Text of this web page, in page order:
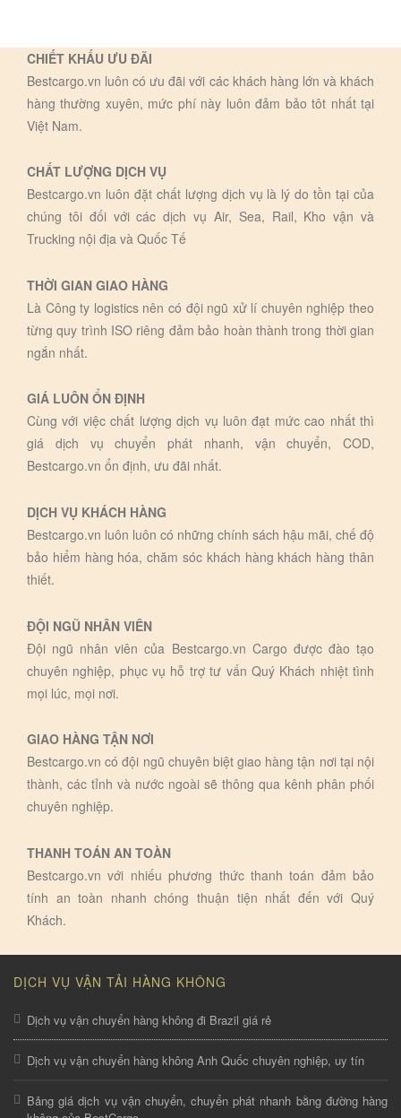
CHIẾT KHẤU ƯU ĐÃI
Bestcargo.vn luôn có ưu đãi với các khách hàng lớn và khách
hàng thường xuyên, mức phí này luôn đảm bảo tôt nhất tại
Việt Nam.
CHẤT LƯỢNG DỊCH VỤ
Bestcargo.vn luôn đặt chất lượng dịch vụ là lý do tồn tại của
chúng tôi đối với các dịch vụ Air, Sea, Rail, Kho vận và
Trucking nội địa và Quốc Tế
THỜI GIAN GIAO HÀNG
Là Công ty logistics nên có đội ngũ xử lí chuyên nghiệp theo
từng quy trình ISO riêng đảm bảo hoàn thành trong thời gian
ngắn nhất.
GIÁ LUÔN ỔN ĐỊNH
Cùng với việc chất lượng dịch vụ luôn đạt mức cao nhất thì
giá dịch vụ chuyển phát nhanh, vận chuyển, COD,
Bestcargo.vn ổn định, ưu đãi nhất.
DỊCH VỤ KHÁCH HÀNG
Bestcargo.vn luôn luôn có những chính sách hậu mãi, chế độ
bảo hiểm hàng hóa, chăm sóc khách hàng khách hàng thân
thiết.
ĐỘI NGŨ NHÂN VIÊN
Đội ngũ nhân viên của Bestcargo.vn Cargo được đào tạo
chuyên nghiệp, phục vụ hỗ trợ tư vấn Quý Khách nhiệt tình
mọi lúc, mọi nơi.
GIAO HÀNG TẬN NƠI
Bestcargo.vn có đội ngũ chuyên biệt giao hàng tận nơi tại nội
thành, các tỉnh và nước ngoài sẽ thông qua kênh phân phối
chuyên nghiệp.
THANH TOÁN AN TOÀN
Bestcargo.vn với nhiếu phương thức thanh toán đảm bảo
tính an toàn nhanh chóng thuận tiện nhất đến với Quý
Khách.
DỊCH VỤ VẬN TẢI HÀNG KHÔNG
Dịch vụ vận chuyển hàng không đi Brazil giá rẻ
Dịch vụ vận chuyển hàng không Anh Quốc chuyên nghiệp, uy tín
Bảng giá dịch vụ vận chuyển, chuyển phát nhanh bằng đường hàng